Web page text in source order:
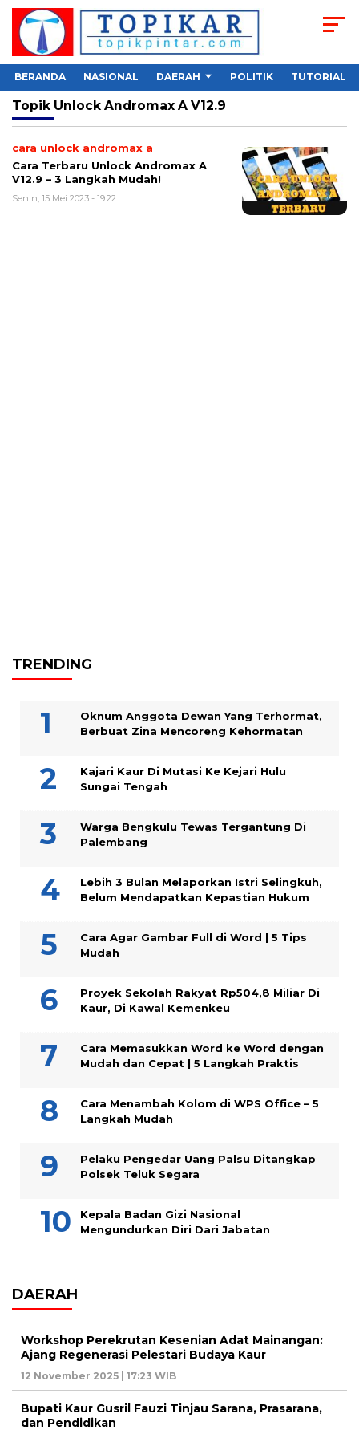
BERANDA NASIONAL DAERAH POLITIK TUTORIAL
Topik Unlock Andromax A V12.9
cara unlock andromax a
Cara Terbaru Unlock Andromax A
V12.9 – 3 Langkah Mudah!
Senin, 15 Mei 2023 - 19:22
TRENDING
Oknum Anggota Dewan Yang Terhormat,
Berbuat Zina Mencoreng Kehormatan
Kajari Kaur Di Mutasi Ke Kejari Hulu
Sungai Tengah
Warga Bengkulu Tewas Tergantung Di
Palembang
Lebih 3 Bulan Melaporkan Istri Selingkuh,
Belum Mendapatkan Kepastian Hukum
Cara Agar Gambar Full di Word | 5 Tips
Mudah
Proyek Sekolah Rakyat Rp504,8 Miliar Di
Kaur, Di Kawal Kemenkeu
Cara Memasukkan Word ke Word dengan
Mudah dan Cepat | 5 Langkah Praktis
Cara Menambah Kolom di WPS Office – 5
Langkah Mudah
Pelaku Pengedar Uang Palsu Ditangkap
Polsek Teluk Segara
Kepala Badan Gizi Nasional
Mengundurkan Diri Dari Jabatan
DAERAH
Workshop Perekrutan Kesenian Adat Mainangan:
Ajang Regenerasi Pelestari Budaya Kaur
12 November 2025 | 17:23 WIB
Bupati Kaur Gusril Fauzi Tinjau Sarana, Prasarana,
dan Pendidikan